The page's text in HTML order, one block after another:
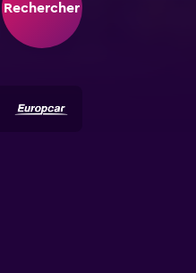
Rechercher